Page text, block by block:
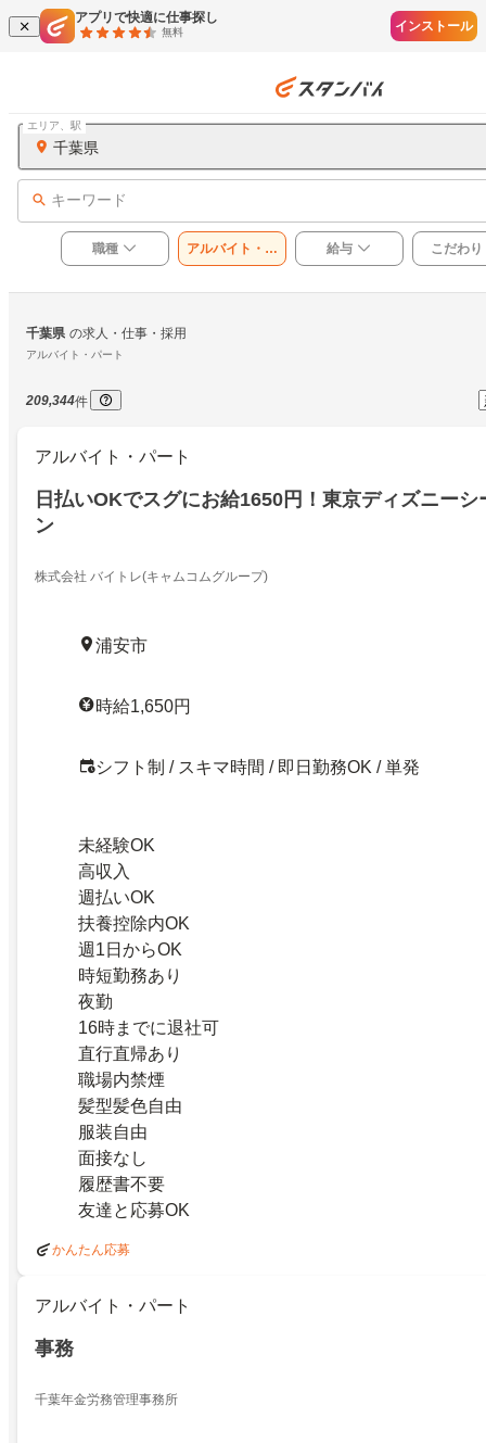
アプリで快適に仕事探し
無料 インストール
千葉県
エリア、駅
キーワード
職種
アルバイト・パ
ート
給与 こだわり
千葉県 の求人・仕事・採用
アルバイト・パート
209,344件
アルバイト・パート
日払いOKでスグにお給1650円！東京ディズニー
ン
株式会社 バイトレ(キャムコムグループ)
浦安市
時給1,650円
シフト制 / スキマ時間 / 即日勤務OK / 単発
未経験OK
高収入
週払いOK
扶養控除内OK
週1日からOK
時短勤務あり
夜勤
16時までに退社可
直行直帰あり
職場内禁煙
髪型髪色自由
服装自由
面接なし
履歴書不要
友達と応募OK
かんたん応募
アルバイト・パート
事務
千葉年金労務管理事務所